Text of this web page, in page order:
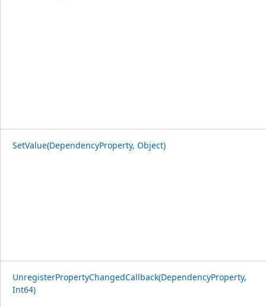
SetValue(DependencyProperty, Object)
UnregisterPropertyChangedCallback(DependencyProperty,
Int64)